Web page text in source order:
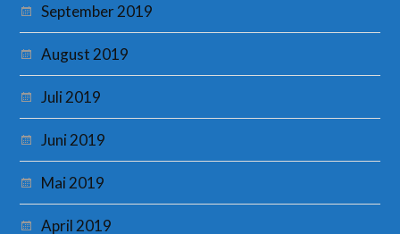
September 2019
August 2019
Juli 2019
Juni 2019
Mai 2019
April 2019